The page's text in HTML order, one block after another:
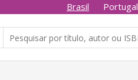
Brasil Portugal